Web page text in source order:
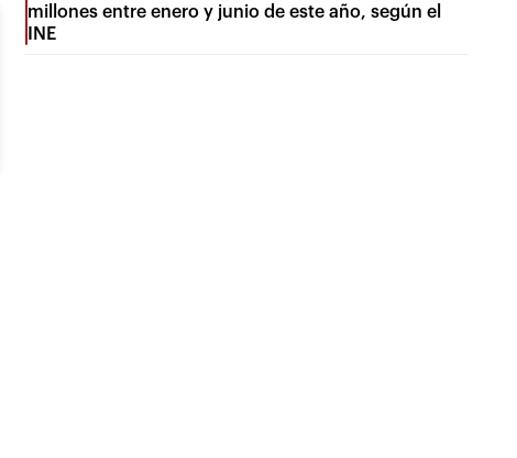
millones entre enero y junio de este año, según el
INE